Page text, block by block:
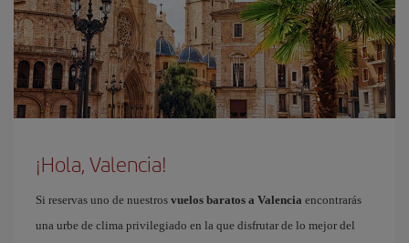
¡Hola, Valencia!
Si reservas uno de nuestros vuelos baratos a Valencia encontrarás
una urbe de clima privilegiado en la que disfrutar de lo mejor del